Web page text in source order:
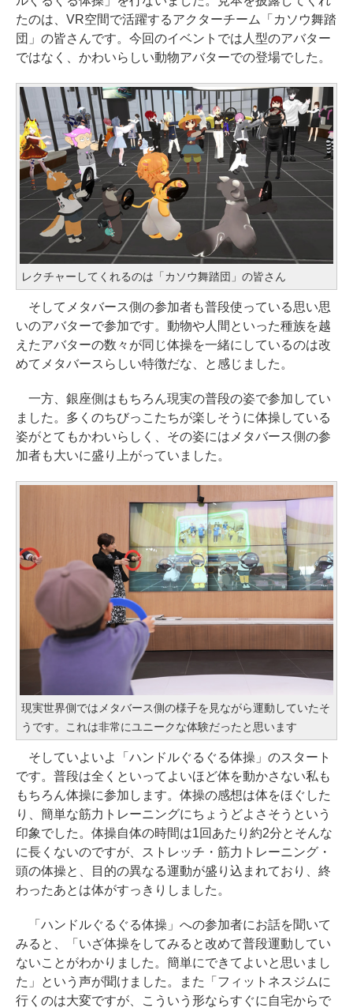
たのは、VR空間で活躍するアクターチーム「カソウ舞踏
団」の皆さんです。今回のイベントでは人型のアバター
ではなく、かわいらしい動物アバターでの登場でした。
レクチャーしてくれるのは「カソウ舞踏団」の皆さん
そしてメタバース側の参加者も普段使っている思い思
いのアバターで参加です。動物や人間といった種族を越
えたアバターの数々が同じ体操を一緒にしているのは改
めてメタバースらしい特徴だな、と感じました。
一方、銀座側はもちろん現実の普段の姿で参加してい
ました。多くのちびっこたちが楽しそうに体操している
姿がとてもかわいらしく、その姿にはメタバース側の参
加者も大いに盛り上がっていました。
現実世界側ではメタバース側の様子を見ながら運動していたそ
うです。これは非常にユニークな体験だったと思います
そしていよいよ「ハンドルぐるぐる体操」のスタート
です。普段は全くといってよいほど体を動かさない私も
もちろん体操に参加します。体操の感想は体をほぐした
り、簡単な筋力トレーニングにちょうどよさそうという
印象でした。体操自体の時間は1回あたり約2分とそんな
に長くないのですが、ストレッチ・筋力トレーニング・
頭の体操と、目的の異なる運動が盛り込まれており、終
わったあとは体がすっきりしました。
「ハンドルぐるぐる体操」への参加者にお話を聞いて
みると、「いざ体操をしてみると改めて普段運動してい
ないことがわかりました。簡単にできてよいと思いまし
た」という声が聞けました。また「フィットネスジムに
行くのは大変ですが、こういう形ならすぐに自宅からで